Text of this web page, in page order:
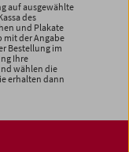
auf ausgewählte
des
und Plakate
mit der Angabe
Bestellung im
Ihre
wählen die
erhalten dann